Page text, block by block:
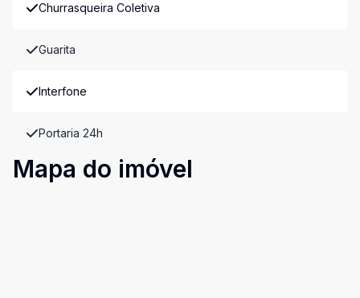
Churrasqueira Coletiva
Guarita
Interfone
Portaria 24h
Mapa do imóvel